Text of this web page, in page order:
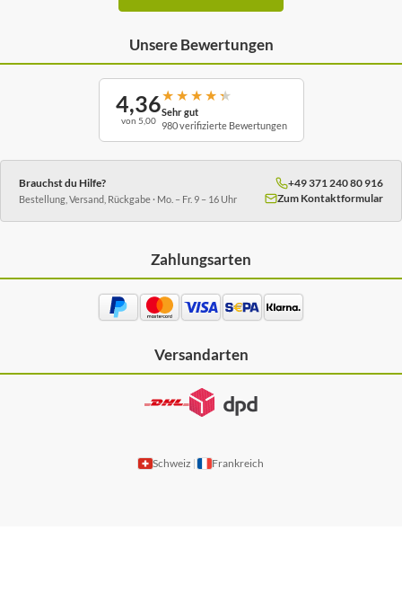
Unsere Bewertungen
4,36
von 5,00
★ ★ ★ ★ ★
Sehr gut
980 verifizierte Bewertungen
Brauchst du Hilfe?
Bestellung, Versand, Rückgabe · Mo. – Fr. 9 – 16 Uhr
+49 371 240 80 916
Zum Kontaktformular
Zahlungsarten
Versandarten
Schweiz Frankreich